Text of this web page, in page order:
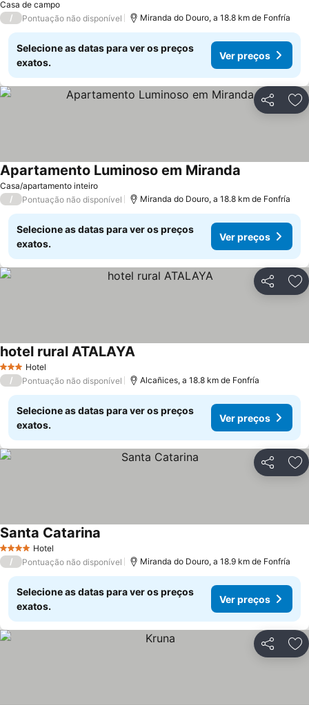
Casa de campo
/
Pontuação não disponível Miranda do Douro, a 18.8 km de Fonfría
Selecione as datas para ver os preços
exatos.
Ver preços
Partilhar
Casa/apartamento inteiro
Apartamento Luminoso em Miranda
/ Pontuação não disponível Miranda do Douro, a 18.8 km de Fonfría
Selecione as datas para ver os preços
exatos.
Ver preços
Partilhar
3 EstrelasHotel
hotel rural ATALAYA
/ Pontuação não disponível Alcañices, a 18.8 km de Fonfría
Selecione as datas para ver os preços
exatos.
Ver preços
Partilhar
4 EstrelasHotel
Santa Catarina
/ Pontuação não disponível Miranda do Douro, a 18.9 km de Fonfría
Selecione as datas para ver os preços
exatos.
Ver preços
Partilhar